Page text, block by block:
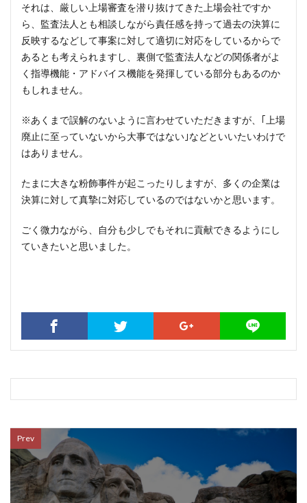
それは、厳しい上場審査を潜り抜けてきた上場会社ですか
ら、監査法人とも相談しながら責任感を持って過去の決算に
反映するなどして事案に対して適切に対応をしているからで
あるとも考えられますし、裏側で監査法人などの関係者がよ
く指導機能・アドバイス機能を発揮している部分もあるのか
もしれません。
※あくまで誤解のないように言わせていただきますが、｢上場
廃止に至っていないから大事ではない｣などといいたいわけで
はありません。
たまに大きな粉飾事件が起こったりしますが、多くの企業は
決算に対して真摯に対応しているのではないかと思います。
ごく微力ながら、自分も少しでもそれに貢献できるようにし
ていきたいと思いました。
Prev